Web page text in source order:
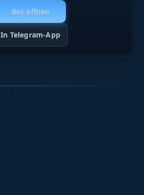
Bot öffnen
In Telegram-App